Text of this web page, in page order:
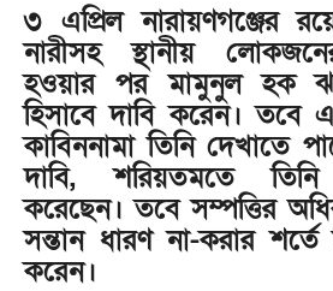
৩ এপ্রিল নারায়ণগঞ্জের
নারীসহ স্থানীয়
হওয়ার পর মামুনুল হক
হিসাবে দাবি করেন। তবে
কাবিননামা তিনি দেখাতে
দাবি, শরিয়তমতে
করেছেন। তবে সম্পত্তির
সন্তান ধারণ না-করার
করেন।